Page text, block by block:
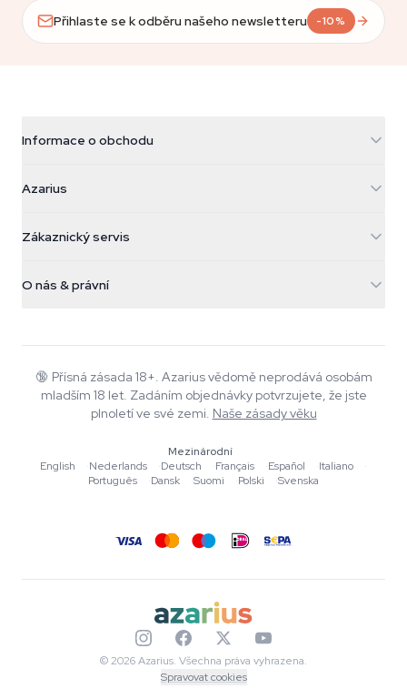
Přihlaste se k odběru našeho newsletteru -10%
Informace o obchodu
Galvaniweg 11
Nederland
+31(0)204897914
Azarius
Kouzelné houby
Smokeshop
Zákaznický servis
Pravidla vrácení
Časté dotazy
Zásady ochrany osobních údajů
O nás & právní
Wiki
Blog
Hudba
Redakční standardy
Nástroje a kalkulačky
🔞 Přísná zásada 18+. Azarius vědomě neprodává osobám
mladším 18 let. Zadáním objednávky potvrzujete, že jste
plnoletí ve své zemi. Naše zásady věku
Mezinárodní
English
·Nederlands ·Deutsch ·Français ·Español ·Italiano
·
Português
·Dansk ·Suomi ·Polski ·Svenska
© 2026 Azarius. Všechna práva vyhrazena.
Spravovat cookies